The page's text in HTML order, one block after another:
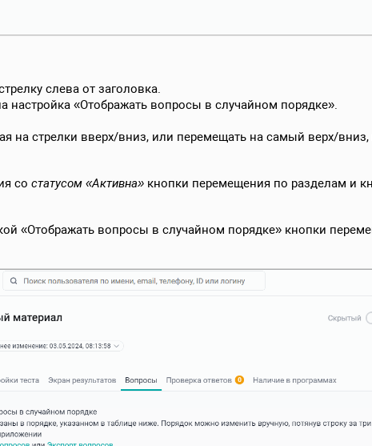
слева от заголовка.
настройка «Отображать вопросы в случайном порядке».
на стрелки вверх/вниз, или перемещать на самый верх/вниз,
со статусом «Активна» кнопки перемещения по разделам и
«Отображать вопросы в случайном порядке» кнопки